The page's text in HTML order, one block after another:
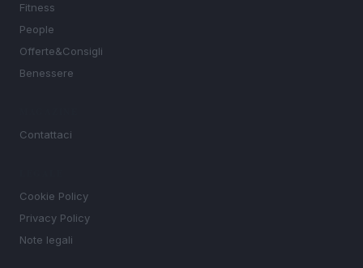
Fitness
People
Offerte&Consigli
Benessere
Contattaci
Cookie Policy
Privacy Policy
Note legali